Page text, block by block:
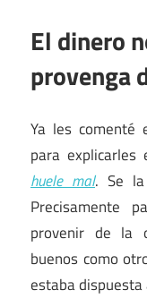
El dinero
provenga
Ya les comenté
para
huele mal. Se
Precisamente
provenir de la
buenos como
estaba